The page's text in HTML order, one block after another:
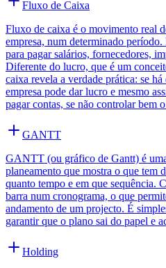
Fluxo de Caixa
Fluxo de caixa é o movimento real
empresa, num determinado
para pagar salários, fornecedores,
Diferente do lucro, que é um
caixa revela a verdade prática: se
empresa pode dar lucro e mesmo
pagar contas, se não controlar bem
GANTT
GANTT (ou gráfico de Gantt) é
planeamento que mostra o que tem
quanto tempo e em que sequência.
barra num cronograma, o que
andamento de um projecto. É
garantir que o plano sai do papel e
Holding